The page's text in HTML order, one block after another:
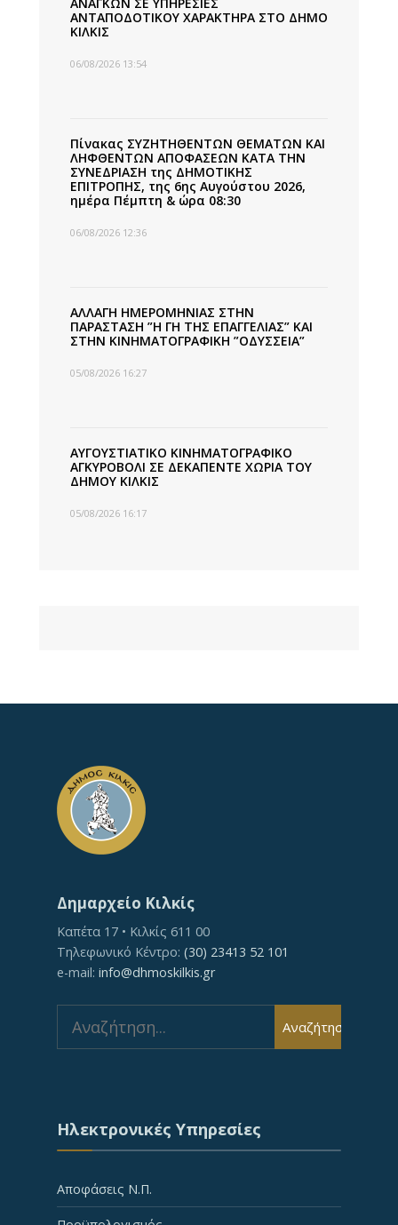
ΑΝΤΑΠΟΔΟΤΙΚΟΥ ΧΑΡΑΚΤΗΡΑ ΣΤΟ ΔΗΜΟ
ΚΙΛΚΙΣ
06/08/2026 13:54
Πίνακας ΣΥΖΗΤΗΘΕΝΤΩΝ ΘΕΜΑΤΩΝ ΚΑΙ
ΛΗΦΘΕΝΤΩΝ ΑΠΟΦΑΣΕΩΝ ΚΑΤΑ ΤΗΝ
ΣΥΝΕΔΡΙΑΣΗ της ΔΗΜΟΤΙΚΗΣ
ΕΠΙΤΡΟΠΗΣ, της 6ης Αυγούστου 2026,
ημέρα Πέμπτη & ώρα 08:30
06/08/2026 12:36
ΑΛΛΑΓΗ ΗΜΕΡΟΜΗΝΙΑΣ ΣΤΗΝ
ΠΑΡΑΣΤΑΣΗ ”Η ΓΗ ΤΗΣ ΕΠΑΓΓΕΛΙΑΣ” ΚΑΙ
ΣΤΗΝ ΚΙΝΗΜΑΤΟΓΡΑΦΙΚΗ ”ΟΔΥΣΣΕΙΑ”
05/08/2026 16:27
ΑΥΓΟΥΣΤΙΑΤΙΚΟ ΚΙΝΗΜΑΤΟΓΡΑΦΙΚΟ
ΑΓΚΥΡΟΒΟΛΙ ΣΕ ΔΕΚΑΠΕΝΤΕ ΧΩΡΙΑ ΤΟΥ
ΔΗΜΟΥ ΚΙΛΚΙΣ
05/08/2026 16:17
Δημαρχείο Κιλκίς
Καπέτα 17 • Κιλκίς 611 00
Τηλεφωνικό Κέντρο: (30) 23413 52 101
e-mail: info@dhmoskilkis.gr
for:
Αναζήτηση
Ηλεκτρονικές Υπηρεσίες
Αποφάσεις Ν.Π.